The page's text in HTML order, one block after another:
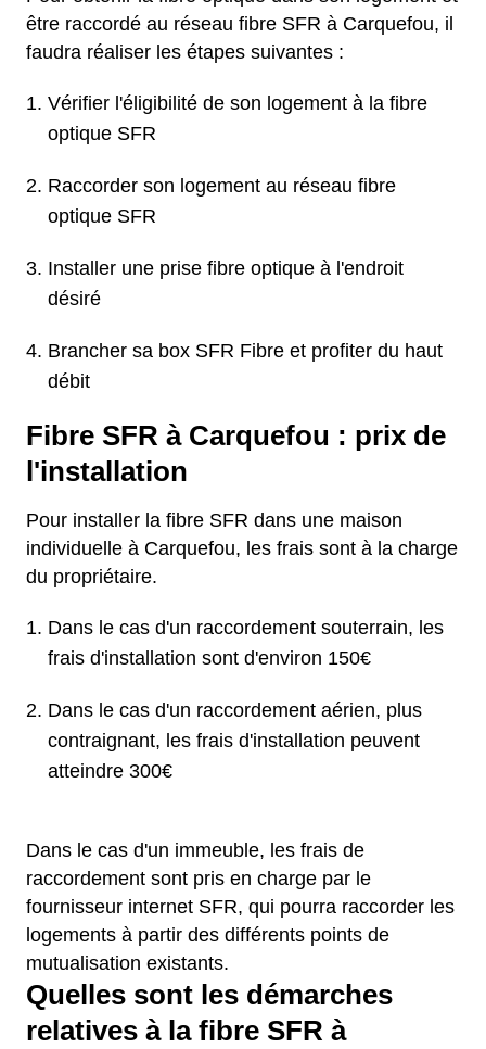
être raccordé au réseau fibre SFR à Carquefou, il
faudra réaliser les étapes suivantes :
Vérifier l'éligibilité de son logement à la fibre
optique SFR
Raccorder son logement au réseau fibre
optique SFR
Installer une prise fibre optique à l'endroit
désiré
Brancher sa box SFR Fibre et profiter du haut
débit
Fibre SFR à Carquefou : prix de
l'installation
Pour installer la fibre SFR dans une maison
individuelle à Carquefou, les frais sont à la charge
du propriétaire.
Dans le cas d'un raccordement souterrain, les
frais d'installation sont d'environ 150€
Dans le cas d'un raccordement aérien, plus
contraignant, les frais d'installation peuvent
atteindre 300€
Dans le cas d'un immeuble, les frais de
raccordement sont pris en charge par le
fournisseur internet SFR, qui pourra raccorder les
logements à partir des différents points de
mutualisation existants.
Quelles sont les démarches
relatives à la fibre SFR à